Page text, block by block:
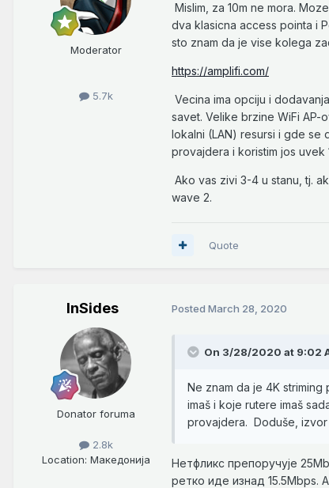
Moderator
5.7k
Mislim, za 10m ne mora.
dva klasicna access pointa i
sto znam da je vise kolega
https://amplifi.com/
Vecina ima opciju i
savet. Velike brzine WiFi AP-
lokalni (LAN) resursi i gde se
provajdera i koristim jos uvek
Ako vas zivi 3-4 u stanu, tj.
wave 2.
Quote
InSides
Donator foruma
2.8k
Location: Македонија
Posted March 28, 2020
On 3/28/2020 at 9:02
Ne znam da je 4K
imaš i koje rutere imaš
provajdera. Doduše, izvor
Нетфликс препоручује
ретко иде изнад 15.5Mbps.